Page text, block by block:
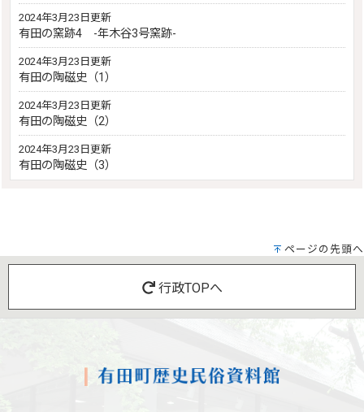
2024年3月23日更新
有田の窯跡4 -年木谷3号窯跡-
2024年3月23日更新
有田の陶磁史（1）
2024年3月23日更新
有田の陶磁史（2）
2024年3月23日更新
有田の陶磁史（3）
ページの先頭へ
行政TOPへ